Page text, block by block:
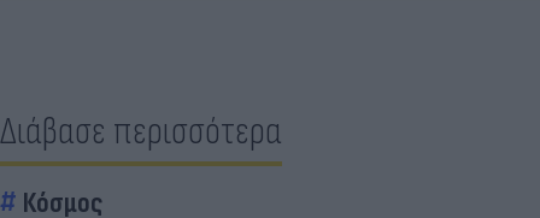
Διάβασε περισσότερα
Κόσμος